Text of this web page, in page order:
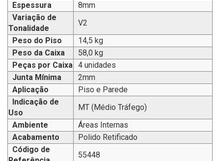
Espessura
8mm
Variação de
Tonalidade
V2
Peso do Piso
14,5 kg
Peso da Caixa
58,0 kg
Peças por Caixa 4 unidades
Junta Mínima
2mm
Aplicação
Piso e Parede
Indicação de
Uso
MT (Médio Tráfego)
Ambiente
Áreas Internas
Acabamento
Polido Retificado
Código de
55448